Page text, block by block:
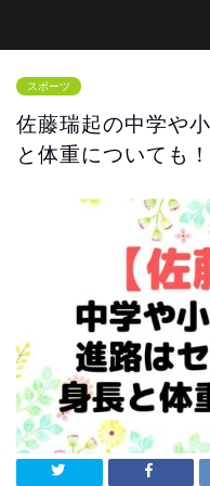
スポーツ
佐藤瑞起の中学や
と体重についても！